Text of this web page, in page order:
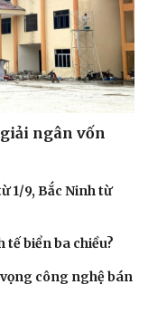
ngân vốn
1/9, Bắc Ninh từ
tế biển ba chiều?
công nghệ bán